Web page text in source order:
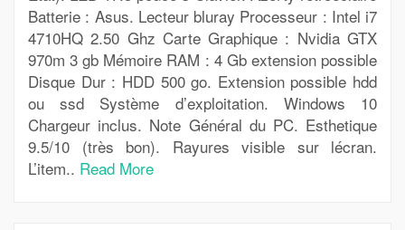
Batterie : Asus. Lecteur bluray Processeur : Intel i7
4710HQ 2.50 Ghz Carte Graphique : Nvidia GTX
970m 3 gb Mémoire RAM : 4 Gb extension possible
Disque Dur : HDD 500 go. Extension possible hdd
ou ssd Système d’exploitation. Windows 10
Chargeur inclus. Note Général du PC. Esthetique
9.5/10 (très bon). Rayures visible sur lécran.
L’item.. Read More